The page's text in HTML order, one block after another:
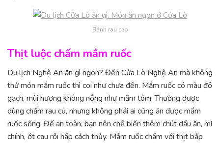
Bánh rau cạo
Thịt luộc chấm mắm ruốc
Du lịch Nghệ An ăn gì ngon? Đến Cửa Lò Nghệ An mà không
thử món mắm ruốc thì coi như chưa đến. Mắm ruốc có màu đỏ
gạch, mùi hương không nồng như mắm tôm. Thường được
dùng chấm rau củ, nhưng không phải ai cũng ăn được mắm
ruốc sống. Để an toàn, bạn nên chế biến thêm chút dầu ăn, mì
chính, ớt cau rồi hấp cách thủy. Mắm ruốc chấm với thịt bắp